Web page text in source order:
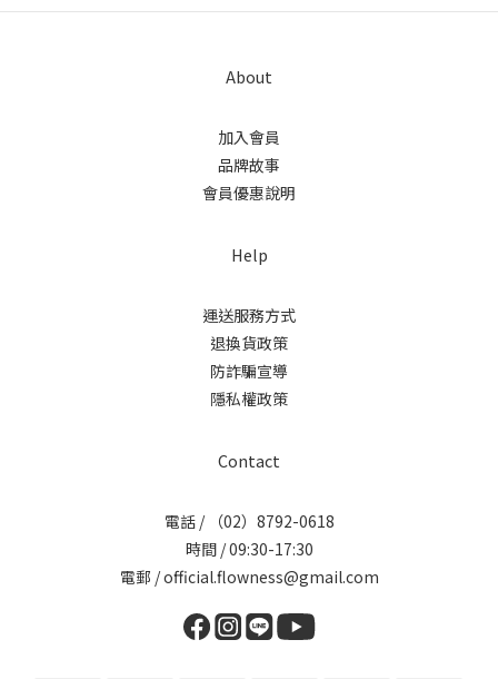
About
加入會員
品牌故事
會員優惠說明
Help
運送服務方式
退換貨政策
防詐騙宣導
隱私權政策
Contact
電話 / （02）8792-0618
時間 / 09:30-17:30
電郵 / official.flowness@gmail.com